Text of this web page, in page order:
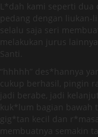
L*dah kami seperti dua
pedang dengan liukan-
selalu saja seri
melakukan jurus
Santi.
“hhhhh” des*hannya
cukup berhasil, pingin
jadi berabe, jadi
kuk*lum bagian bawah
gig*tan kecil dan
membuatnya semakin